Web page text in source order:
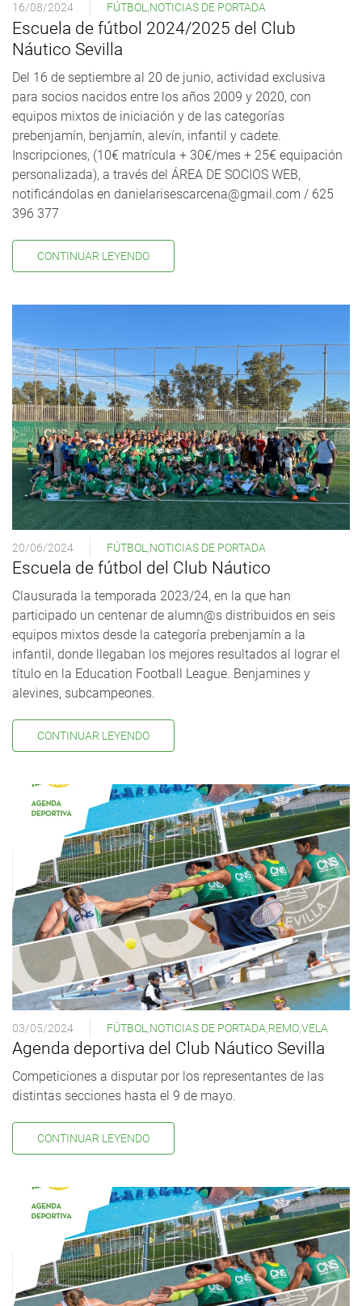
16/08/2024 FÚTBOL,NOTICIAS DE PORTADA
Escuela de fútbol 2024/2025 del Club
Náutico Sevilla
Del 16 de septiembre al 20 de junio, actividad exclusiva
para socios nacidos entre los años 2009 y 2020, con
equipos mixtos de iniciación y de las categorías
prebenjamín, benjamín, alevín, infantil y cadete.
Inscripciones, (10€ matrícula + 30€/mes + 25€ equipación
personalizada), a través del ÁREA DE SOCIOS WEB,
notificándolas en danielarisescarcena@gmail.com / 625
396 377
CONTINUAR LEYENDO
20/06/2024 FÚTBOL NOTICIAS DE PORTADA
Escuela de fútbol del Club Náutico
Clausurada la temporada 2023/24, en la que han
participado un centenar de alumn@s distribuidos en seis
equipos mixtos desde la categoría prebenjamín a la
infantil, donde llegaban los mejores resultados al lograr el
título en la Education Football League. Benjamines y
alevines, subcampeones.
CONTINUAR LEYENDO
03/05/2024 FÚTBOL NOTICIAS DE PORTADA REMOVELA
Agenda deportiva del Club Náutico Sevilla
Competiciones a disputar por los representantes de las
distintas secciones hasta el 9 de mayo.
CONTINUAR LEYENDO